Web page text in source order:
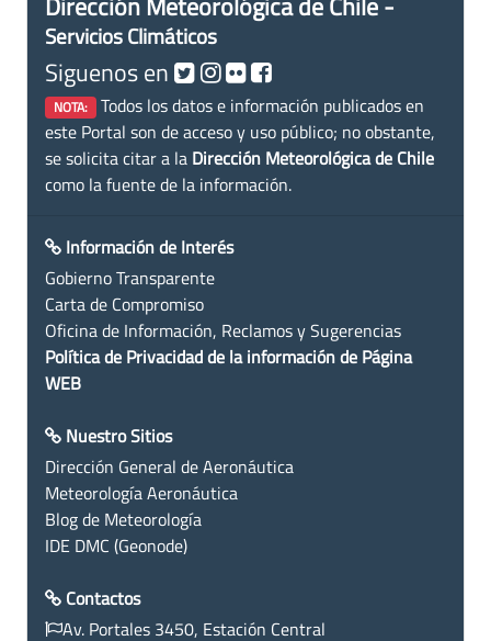
Servicios Climáticos
Siguenos en
NOTA: Todos los datos e información publicados en
este Portal son de acceso y uso público; no obstante,
se solicita citar a la Dirección Meteorológica de Chile
como la fuente de la información.
Información de Interés
Gobierno Transparente
Carta de Compromiso
Oficina de Información, Reclamos y Sugerencias
Política de Privacidad de la información de Página
WEB
Nuestro Sitios
Dirección General de Aeronáutica
Meteorología Aeronáutica
Blog de Meteorología
IDE DMC (Geonode)
Contactos
Av. Portales 3450, Estación Central